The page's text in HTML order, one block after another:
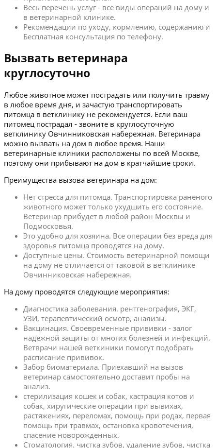
Весь перечень услуг - все виды операций на дому и
в ветеринарной клинике.
Рекомендации по уходу, кормлению, содержанию и
Бесплатная консультация по телефону.
Вызвать ветеринара
круглосуточно
Любое животное может пострадать или получить травму
в любое время дня, и зачастую транспортировать
питомца в ветклинику не рекомендуется. Если ваш
питомец пострадал - звоните в круглосуточную
ветклинику Овчинниковская набережная. Ветеринара
можно вызвать на дом в любое время. Наши
ветеринарные клиники расположены по всей Москве,
поэтому они прибывают на дом в кратчайшие сроки.
Преимущества вызова ветеринара на дом:
Нет стресса для питомца. Транспортировка раненого
животного может только ухудшить его состояние.
Ветеринар прибудет в любой район Москвы и
Подмосковья.
Это удобно для хозяина. Все операции без вреда для
здоровья питомца проводятся на дому.
Доступные цены. Стоимость ветеринарной помощи
на дому не отличается от таковой в ветклинике
Овчинниковская набережная.
На дому проводятся следующие мероприятия:
Диагностика заболевания. рентгенография, ЭКГ,
УЗИ, терапевтический осмотр, анализы.
Вакцинация. Своевременные прививки - залог
надежной защиты от многих болезней и инфекций.
Ветврачи нашей веткиники помогут подобрать
расписание прививок.
Забор биоматериала. Приехавший на вызов
ветеринар самостоятельно доставит пробы на
анализ.
стерилизация кошек и собак, кастрация котов и
собак, хиругические операции при вывихах,
растяжениях, переломах, помощь при родах, первая
помощь при травмах, остановка кровотечения,
спасение новорожденных.
Стоматология. чистка зубов, удаление зубов, чистка